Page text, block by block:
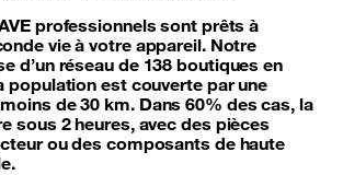
professionnels sont prêts à
vie à votre appareil. Notre
d’un réseau de 138 boutiques en
population est couverte par une
de 30 km. Dans 60% des cas, la
sous 2 heures, avec des pièces
ou des composants de haute